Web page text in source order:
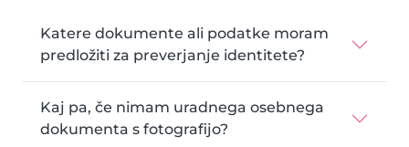
Katere dokumente ali podatke moram
predložiti za preverjanje identitete?
Kaj pa, če nimam uradnega osebnega
dokumenta s fotografijo?